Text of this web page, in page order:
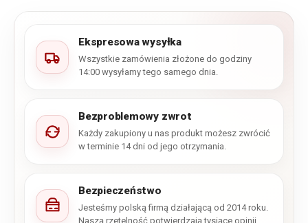
Ekspresowa wysyłka
Wszystkie zamówienia złożone do godziny
14:00 wysyłamy tego samego dnia.
Bezproblemowy zwrot
Każdy zakupiony u nas produkt możesz zwrócić
w terminie 14 dni od jego otrzymania.
Bezpieczeństwo
Jesteśmy polską firmą działającą od 2014 roku.
Naszą rzetelność potwierdzają tysiące opinii.